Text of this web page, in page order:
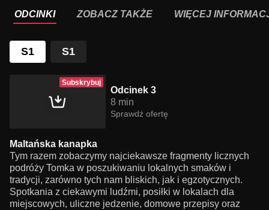
ODCINKI ZOBACZ TAKŻE WIĘCEJ
S1 S1
Subskrybuj
Odcinek 3
8 min
Sprawdź ofertę
Maltańska kanapka
Tym razem zobaczymy najciekawsze fragmenty licznych
podróży Tomka w poszukiwaniu lokalnych smaków i
tradycji, zarówno tych nam bliskich, jak i egzotycznych.
Spotkania z ciekawymi ludźmi, posiłki w lokalach dla
miejscowych, uliczne jedzenie, domowe przepisy oraz